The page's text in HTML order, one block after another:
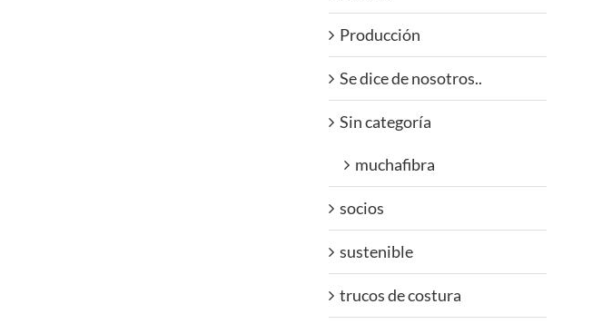
Producción
Se dice de nosotros..
Sin categoría
muchafibra
socios
sustenible
trucos de costura